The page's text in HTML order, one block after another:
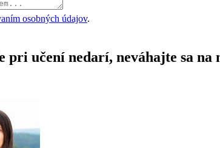
osobných údajov.
pri učení nedarí, neváhajte sa